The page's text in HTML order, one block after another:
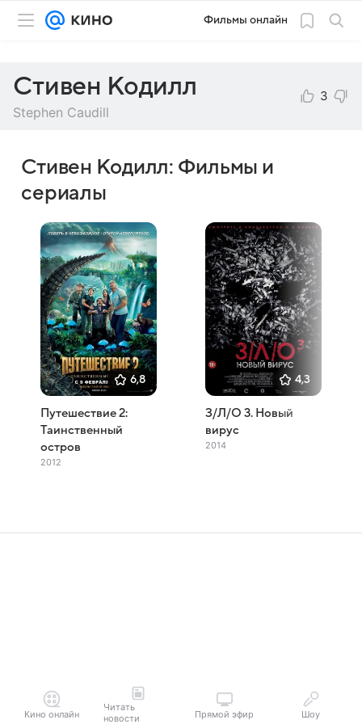
Фильмы онлайн
Стивен Кодилл
Stephen Caudill
3
Стивен Кодилл: Фильмы и
сериалы
6,8
Путешествие 2:
Таинственный
остров
2012
4,3
З/Л/О 3. Новый
вирус
2014
Кино онлайн
Читать
новости
Прямой эфир Шоу